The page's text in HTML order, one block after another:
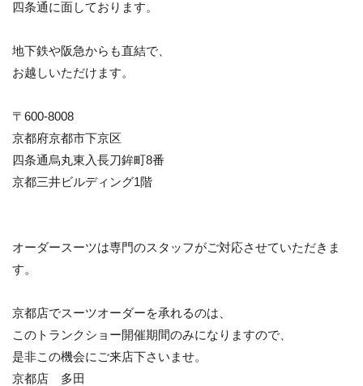
四条通に面しております。
地下鉄や阪急からも直結で、
お越しいただけます。
〒600-8008
京都府京都市下京区
四条通烏丸東入長刀鉾町8番
京都三井ビルディング1階
オーダースーツは専門のスタッフがご対応させていただきま
す。
京都店でスーツオーダーを承れるのは、
このトランクショー開催期間のみになりますので、
是非この機会にご来店下さいませ。
京都店 多田